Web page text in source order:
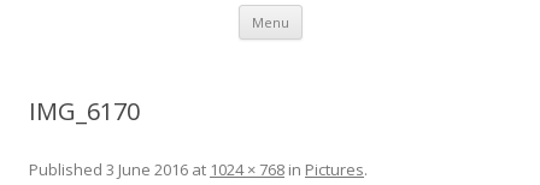
Menu Skip to content
IMG_6170
Published 3 June 2016 at 1024 × 768 in Pictures.